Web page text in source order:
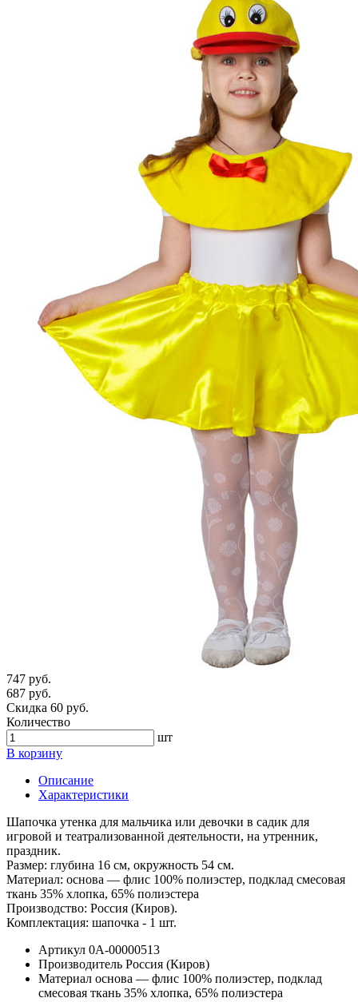
747 руб.
687 руб.
Скидка 60 руб.
Количество
шт
В корзину
Описание
Характеристики
Шапочка утенка для мальчика или девочки в садик для
игровой и театрализованной деятельности, на утренник,
праздник.
Размер: глубина 16 см, окружность 54 см.
Материал: основа — флис 100% полиэстер, подклад смесовая
ткань 35% хлопка, 65% полиэстера
Производство: Россия (Киров).
Комплектация: шапочка - 1 шт.
Артикул 0А-00000513
Производитель Россия (Киров)
Материал основа — флис 100% полиэстер, подклад
смесовая ткань 35% хлопка, 65% полиэстера